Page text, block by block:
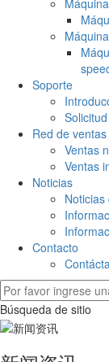
Soporte
Red de ventas
Ventas
Ventas
Noticias
Contacto
Búsqueda de sitio